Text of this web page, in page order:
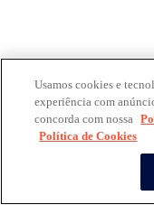
Usamos cookies e
experiência com
concorda com nossa
Política de Cookies